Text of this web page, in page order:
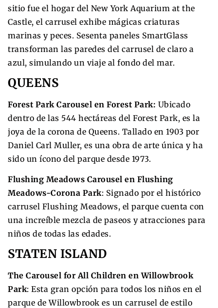
sitio fue el hogar del New York Aquarium at the
Castle, el carrusel exhibe mágicas criaturas
marinas y peces. Sesenta paneles SmartGlass
transforman las paredes del carrusel de claro a
azul, simulando un viaje al fondo del mar.
QUEENS
Forest Park Carousel en Forest Park: Ubicado
dentro de las 544 hectáreas del Forest Park, es la
joya de la corona de Queens. Tallado en 1903 por
Daniel Carl Muller, es una obra de arte única y ha
sido un ícono del parque desde 1973.
Flushing Meadows Carousel en Flushing
Meadows-Corona Park: Signado por el histórico
carrusel Flushing Meadows, el parque cuenta con
una increíble mezcla de paseos y atracciones para
niños de todas las edades.
STATEN ISLAND
The Carousel for All Children en Willowbrook
Park: Esta gran opción para todos los niños en el
parque de Willowbrook es un carrusel de estilo